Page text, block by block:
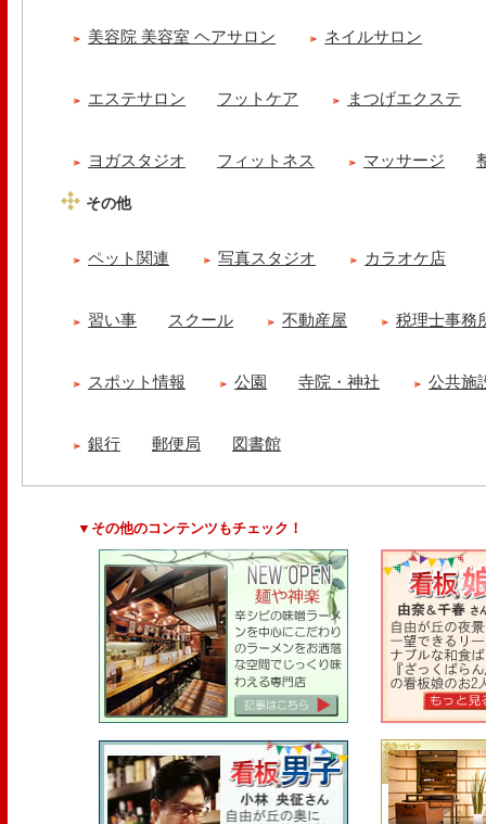
美容院 美容室 ヘアサロン ネイルサロン
エステサロン フットケア まつげエクステ
ヨガスタジオ フィットネス マッサージ
その他
ペット関連 写真スタジオ カラオケ店
習い事 スクール 不動産屋 税理士事務
スポット情報 公園 寺院・神社 公共施
銀行 郵便局 図書館
▼その他のコンテンツもチェック！